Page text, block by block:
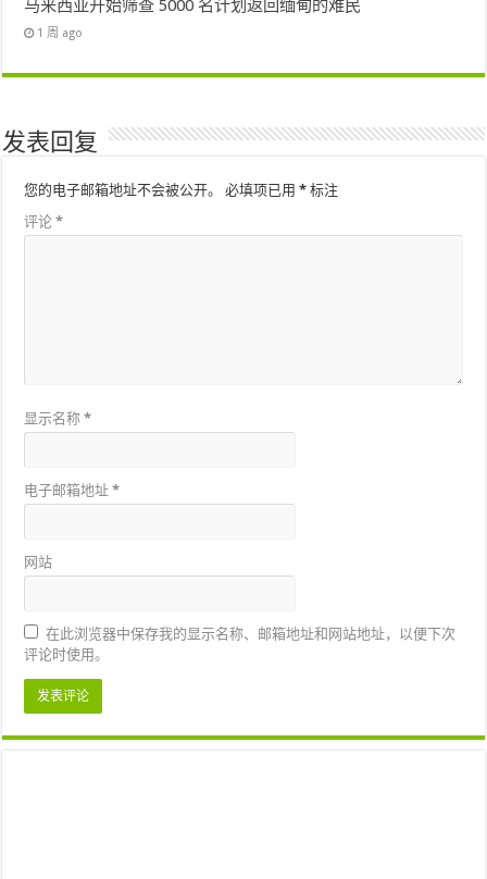
马来西亚开始筛查 5000 名计划返回缅甸的难民
1 周 ago
发表回复
您的电子邮箱地址不会被公开。 必填项已用* 标注
评论*
显示名称*
电子邮箱地址*
网站
在此浏览器中保存我的显示名称、邮箱地址和网站地址，以便下次
评论时使用。